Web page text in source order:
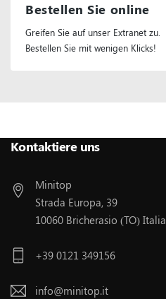
Bestellen Sie online
Greifen Sie auf unser Extranet zu.
Bestellen Sie mit wenigen Klicks!
Kontaktiere uns
Minitop
Strada Europa, 39
10060 Bricherasio (TO) Italia
+39 0121 349156
info@minitop.it